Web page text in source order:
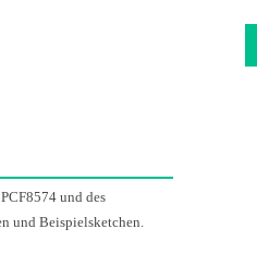
und des
und Beispielsketchen.